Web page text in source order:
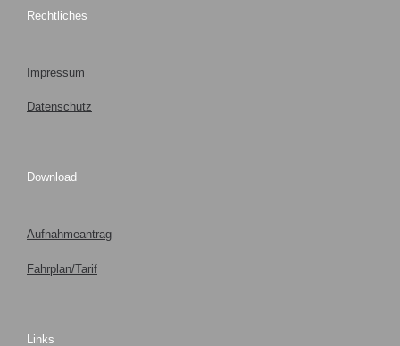
Rechtliches
Impressum
Datenschutz
Download
Aufnahmeantrag
Fahrplan/Tarif
Links